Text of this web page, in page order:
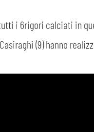
i 6rigori calciati in
(9) hanno